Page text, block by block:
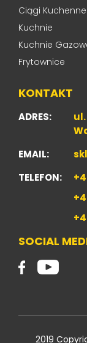
Ciągi
Kuchnie
Kuchnie
Frytownice
KONTAKT
ADRES:
EMAIL:
TELEFON:
SOCIAL
2019